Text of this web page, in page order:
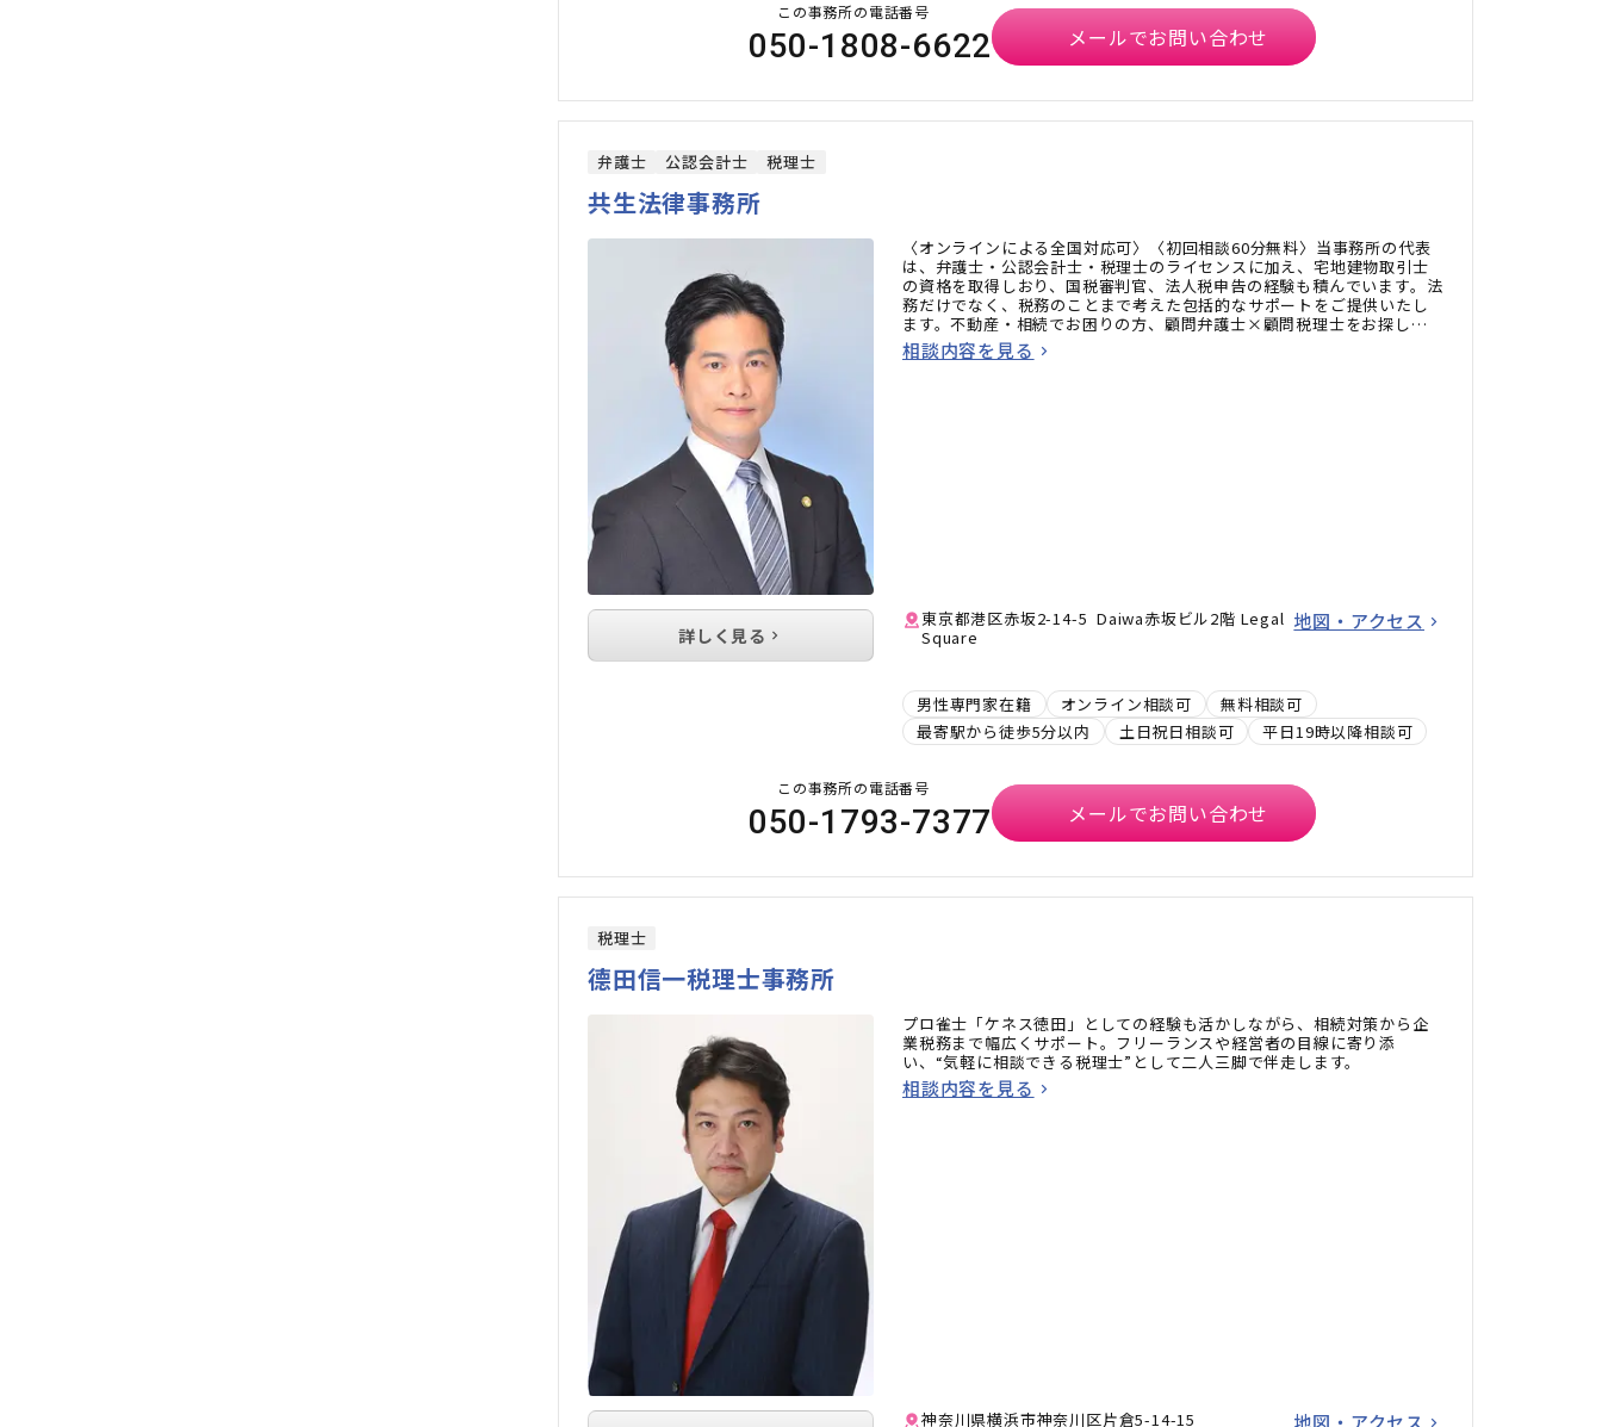
この事務所の電話番号
050-1808-6622 メールでお問い合わせ
弁護士 公認会計士 税理士
共生法律事務所
〈オンラインによる全国対応可〉〈初回相談60分無料〉当事務所の代表
は、弁護士・公認会計士・税理士のライセンスに加え、宅地建物取引士
の資格を取得しおり、国税審判官、法人税申告の経験も積んでいます。法
務だけでなく、税務のことまで考えた包括的なサポートをご提供いたし
ます。不動産・相続でお困りの方、顧問弁護士×顧問税理士をお探しの
方はお気軽にご相談ください。
相談内容を見る
東京都港区赤坂2-14-5 Daiwa赤坂ビル2階 Legal
Square
地図・アクセス
男性専門家在籍 オンライン相談可
無料相談可
最寄駅から徒歩5分以内
土日祝日相談可 平日19時以降相談可
詳しく見る
この事務所の電話番号
050-1793-7377 メールでお問い合わせ
税理士
德田信一税理士事務所
プロ雀士「ケネス徳田」としての経験も活かしながら、相続対策から企
業税務まで幅広くサポート。フリーランスや経営者の目線に寄り添
い、“気軽に相談できる税理士”として二人三脚で伴走します。
相談内容を見る
神奈川県横浜市神奈川区片倉5-14-15 地図・アクセス